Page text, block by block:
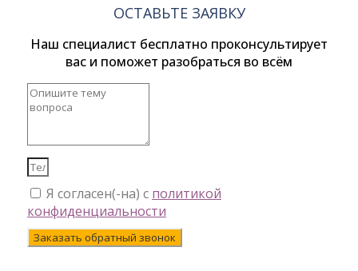
ОСТАВЬТЕ ЗАЯВКУ
Наш специалист бесплатно проконсультирует
вас и поможет разобраться во всём
Я согласен(-на) с политикой
конфиденциальности
Заказать обратный звонок